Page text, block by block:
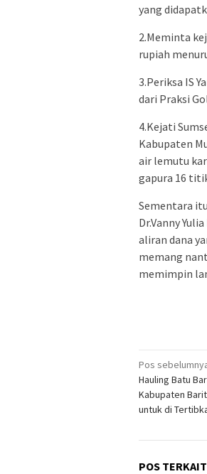
yang
2.Meminta
rupiah
3.Periksa IS
dari Praksi
4.Kejati
Kabupaten
air lemutu
gapura 16
Sementara
Dr.Vanny
aliran dana
memang
memimpin
pos
Pos
Hauling Batu
Kabupaten
untuk di
POS TERKAIT